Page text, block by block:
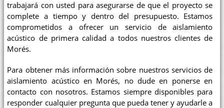
trabajará con usted para asegurarse de que el proyecto se
complete a tiempo y dentro del presupuesto. Estamos
comprometidos a ofrecer un servicio de aislamiento
acústico de primera calidad a todos nuestros clientes de
Morés.
Para obtener más información sobre nuestros servicios de
aislamiento acústico en Morés, no dude en ponerse en
contacto con nosotros. Estamos siempre disponibles para
responder cualquier pregunta que pueda tener y ayudarle a